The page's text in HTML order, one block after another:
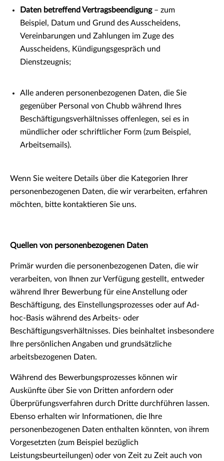
Daten betreffend Vertragsbeendigung– zum
Beispiel, Datum und Grund des Ausscheidens,
Vereinbarungen und Zahlungen im Zuge des
Ausscheidens, Kündigungsgespräch und
Dienstzeugnis;
Alle anderen personenbezogenen Daten, die Sie
gegenüber Personal von Chubb während Ihres
Beschäftigungsverhältnisses offenlegen, sei es in
mündlicher oder schriftlicher Form (zum Beispiel,
Arbeitsemails).
Wenn Sie weitere Details über die Kategorien Ihrer
personenbezogenen Daten, die wir verarbeiten, erfahren
möchten, bitte kontaktieren Sie uns.
Quellen von personenbezogenen Daten
Primär wurden die personenbezogenen Daten, die wir
verarbeiten, von Ihnen zur Verfügung gestellt, entweder
während Ihrer Bewerbung für eine Anstellung oder
Beschäftigung, des Einstellungsprozesses oder auf Ad-
hoc-Basis während des Arbeits- oder
Beschäftigungsverhältnisses. Dies beinhaltet insbesondere
Ihre persönlichen Angaben und grundsätzliche
arbeitsbezogenen Daten.
Während des Bewerbungsprozesses können wir
Auskünfte über Sie von Dritten anfordern oder
Überprüfungsverfahren durch Dritte durchführen lassen.
Ebenso erhalten wir Informationen, die Ihre
personenbezogenen Daten enthalten könnten, von ihrem
Vorgesetzten (zum Beispiel bezüglich
Leistungsbeurteilungen) oder von Zeit zu Zeit auch von